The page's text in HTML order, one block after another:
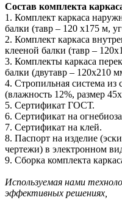
Состав комплекта
1. Комплект каркаса
балки (тавр – 120 х175 м,
2. Комплект каркаса
клееной балки (тавр –
3. Комплекты каркаса
балки (двутавр – 120х210
4. Стропильная система из
(влажность 12%, размер
5. Сертификат ГОСТ.
6. Сертификат на
7. Сертификат на клей.
8. Паспорт на изделие
чертежи) в электронном
9. Сборка комплекта
Используемая нами
эффективных решениях,